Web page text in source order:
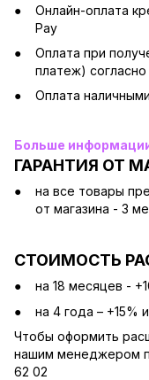
Онлайн-оплата
Pay
Оплата при
платеж)
Оплата наличными
Больше
ГАРАНТИЯ ОТ
на все товары
от магазина - 3
СТОИМОСТЬ
на 18 месяцев -
на 4 года – +15%
Чтобы оформить
нашим менеджером
62 02